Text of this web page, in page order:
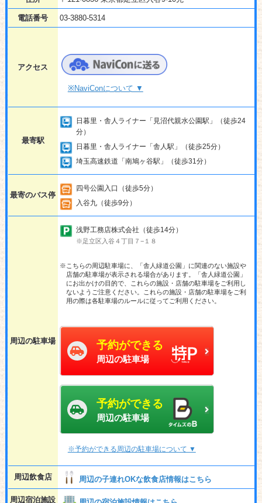
電話番号 03-3880-5314
アクセス
※NaviConについて ▼
最寄駅
日暮里・舎人ライナー「見沼代親水公園駅」（徒歩24
分）
日暮里・舎人ライナー「舎人駅」（徒歩25分）
埼玉高速鉄道「南鳩ヶ谷駅」（徒歩31分）
最寄のバス停
四号公園入口（徒歩5分）
入谷九（徒歩9分）
周辺の駐車場
浅野工務店株式会社（徒歩14分）
※足立区入谷４丁目７−１８
※こちらの周辺駐車場に、「舎人緑道公園」に関連のない施設や
店舗の駐車場が表示される場合があります。「舎人緑道公園」
にお出かけの目的で、これらの施設・店舗の駐車場をご利用し
ないようご注意ください。これらの施設・店舗の駐車場をご利
用の際は各駐車場のルールに従ってご利用ください。
予約ができる
周辺の駐車場
予約ができる
周辺の駐車場
※予約ができる周辺の駐車場について ▼
周辺飲食店 周辺の子連れOKな飲食店情報はこちら
周辺宿泊施設